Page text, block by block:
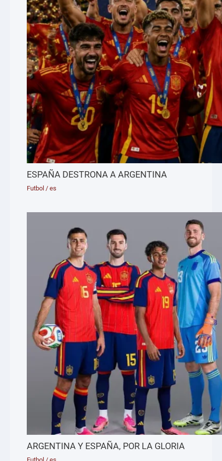
ESPAÑA DESTRONA A ARGENTINA
Futbol /es
ARGENTINA Y ESPAÑA, POR LA GLORIA